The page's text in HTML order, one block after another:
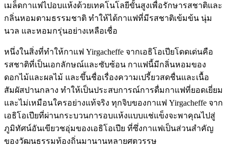
เมล็ดกาแฟไปอบแห้งด้วยเทคโนโลยีขั้นสูงเพื่อรักษารสชาติและ
กลิ่นหอมตามธรรมชาติ ทำให้ได้กาแฟที่มีรสชาติเข้มข้น นุ่ม
นวล และหอมกรุ่นอย่างเหลือเชื่อ
หนึ่งในสิ่งที่ทำให้กาแฟ Yirgacheffe จากเอธิโอเปียโดดเด่นคือ
รสชาติที่เป็นเอกลักษณ์และซับซ้อน กาแฟนี้มีกลิ่นหอมของ
ดอกไม้และผลไม้ และขึ้นชื่อเรื่องความเปรี้ยวสดชื่นและเนื้อ
สัมผัสปานกลาง ทำให้เป็นประสบการณ์การดื่มกาแฟที่ยอดเยี่ยม
และไม่เหมือนใครอย่างแท้จริง ทุกจิบของกาแฟ Yirgacheffe จาก
เอธิโอเปียที่ผ่านกระบวนการอบแห้งแบบแช่แข็งจะพาคุณไปสู่
ภูมิทัศน์อันเขียวชอุ่มของเอธิโอเปีย ที่ซึ่งกาแฟเป็นส่วนสำคัญ
ของวัฒนธรรมท้องถิ่นมานานหลายศตวรรษ